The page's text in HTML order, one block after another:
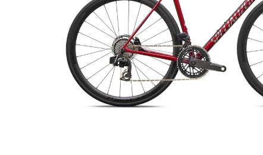
TREK PROCALIBER 8 FURY RED
€1 449